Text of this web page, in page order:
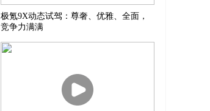
极氪9X动态试驾：尊奢、优雅、全面，
竞争力满满